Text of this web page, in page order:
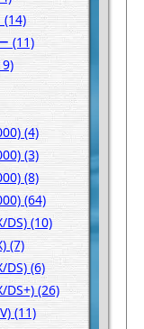
(14)
(11)
(4)
(3)
(8)
(64)
DS) (10)
(7)
DS) (6)
DS+) (26)
(11)